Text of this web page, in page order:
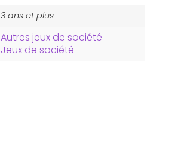
3 ans et plus
Autres jeux de société
Jeux de société